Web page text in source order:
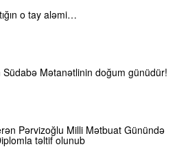
o tay aləmi…
Südabə Mətanətlinin doğum günüdür!
Pərvizoğlu Milli Mətbuat Günündə
təltif olunub